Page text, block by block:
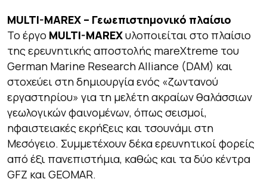
MULTI-MAREX – Γεωεπιστημονικό πλαίσιο
Το έργο MULTI-MAREXυλοποιείται στο πλαίσιο
της ερευνητικής αποστολής mareXtreme του
German Marine Research Alliance (DAM) και
στοχεύει στη δημιουργία ενός «ζωντανού
εργαστηρίου» για τη μελέτη ακραίων θαλάσσιων
γεωλογικών φαινομένων, όπως σεισμοί,
ηφαιστειακές εκρήξεις και τσουνάμι στη
Μεσόγειο. Συμμετέχουν δέκα ερευνητικοί φορείς
από έξι πανεπιστήμια, καθώς και τα δύο κέντρα
GFZ και GEOMAR.